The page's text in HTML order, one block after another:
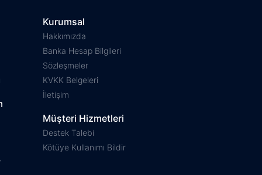
Kurumsal
Hakkımızda
Banka Hesap Bilgileri
Sözleşmeler
KVKK Belgeleri
İletişim
Müşteri Hizmetleri
Destek Talebi
Kötüye Kullanımı Bildir